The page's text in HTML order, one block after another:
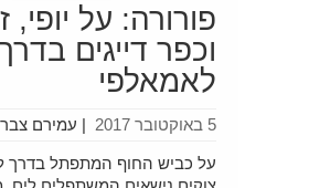
פורורה: על יופי,
וכפר דייגים
לאמאלפי
עמירם | 5 באוקטובר 2017
על כביש החוף המתפתל בדרך